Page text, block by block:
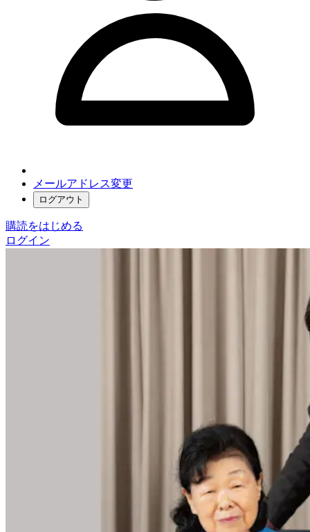
メールアドレス変更
ログアウト
購読をはじめる
ログイン